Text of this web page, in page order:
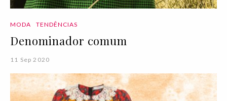
MODA TENDÊNCIAS
Denominador comum
11 Sep 2020